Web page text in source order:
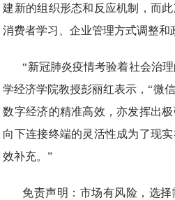
建新的组织形态和反应机制，而
消费者学习、企业管理方式调整和
“新冠肺炎疫情考验着社会治
学经济学院教授彭丽红表示，“微
数字经济的精准高效，亦发挥出
向下连接终端的灵活性成为了现
效补充。”
免责声明：市场有风险，选